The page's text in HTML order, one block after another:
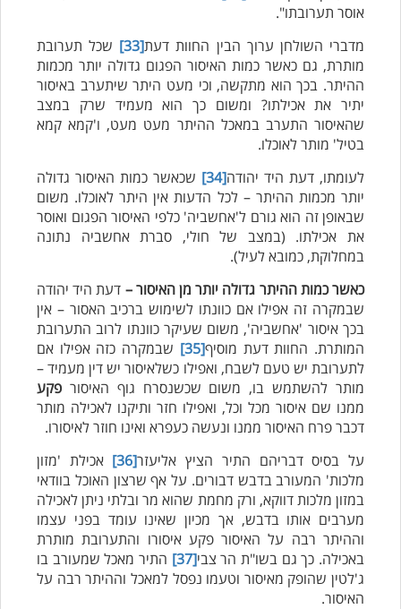
אוסר תערובתו".
מדברי השולחן ערוך הבין החוות דעת[33]
שכל תערובת
מותרת, גם כאשר כמות האיסור הפגום גדולה יותר מכמות
ההיתר. בכך הוא מתקשה, וכי מעט היתר שיתערב באיסור
יתיר את אכילתו? ומשום כך הוא מעמיד שרק במצב
שהאיסור התערב במאכל ההיתר מעט מעט, ו'קמא קמא
בטיל' מותר לאוכלו.
לעומתו, דעת היד יהודה[34]
שכאשר כמות האיסור גדולה
יותר מכמות ההיתר – לכל הדעות אין היתר לאוכלו. משום
שבאופן זה הוא גורם ל'אחשביה' כלפי האיסור הפגום ואוסר
את אכילתו. (במצב של חולי, סברת אחשביה נתונה
במחלוקת, כמובא לעיל).
כאשר כמות ההיתר גדולה יותר מן האיסור – דעת היד יהודה
שבמקרה זה אפילו אם כוונתו לשימוש ברכיב האסור – אין
בכך איסור 'אחשביה', משום שעיקר כוונתו לרוב התערובת
המותרת. החוות דעת מוסיף[35]
שבמקרה כזה אפילו אם
לתערובת יש טעם לשבח, ואפילו כשלאיסור יש דין מעמיד –
מותר להשתמש בו, משום שכשנסרח גוף האיסור פקע
ממנו שם איסור מכל וכל, ואפילו חזר ותיקנו לאכילה מותר
דכבר פרח האיסור ממנו ונעשה כעפרא ואינו חוזר לאיסורו.
על בסיס דבריהם התיר הציץ אליעזר[36]
אכילת 'מזון
מלכות' המעורב בדבש דבורים. על אף שרצון האוכל בוודאי
במזון מלכות דווקא, ורק מחמת שהוא מר ובלתי ניתן לאכילה
מערבים אותו בדבש, אך מכיון שאינו עומד בפני עצמו
וההיתר רבה על האיסור פקע איסורו והתערובת מותרת
באכילה. כך גם בשו"ת הר צבי[37]
התיר מאכל שמעורב בו
ג'לטין שהופק מאיסור וטעמו נפסל למאכל וההיתר רבה על
האיסור.